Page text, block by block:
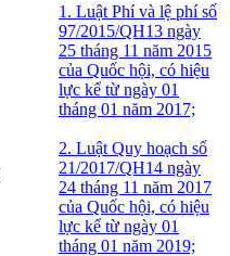
1. Luật Phí và lệ phí số
97/2015/QH13 ngày
25 tháng 11 năm 2015
của Quốc hội, có hiệu
lực kể từ ngày 01
tháng 01 năm 2017;
2. Luật Quy hoạch số
21/2017/QH14 ngày
24 tháng 11 năm 2017
của Quốc hội, có hiệu
lực kể từ ngày 01
tháng 01 năm 2019;